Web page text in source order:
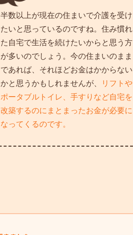
半数以上が現在の住まいで介護を受け
たいと思っているのですね。住み慣れ
た自宅で生活を続けたいからと思う方
が多いのでしょう。今の住まいのまま
であれば、それほどお金はかからない
かと思うかもしれませんが、
リフトや
ポータブルトイレ、手すりなど自宅を
改築するのにまとまったお金が必要に
なってくるのです。